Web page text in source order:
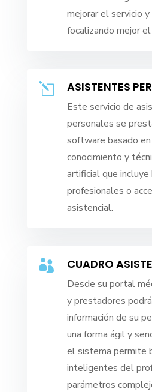
mejorar el servicio y
focalizando mejor
l ASISTENTES
Este servicio de
personales se
software basado
conocimiento y
artificial que incluye
profesionales o
asistencial.
 CUADRO
Desde su portal
y prestadores
información de su
una forma ágil y
el sistema permite
inteligentes del
parámetros